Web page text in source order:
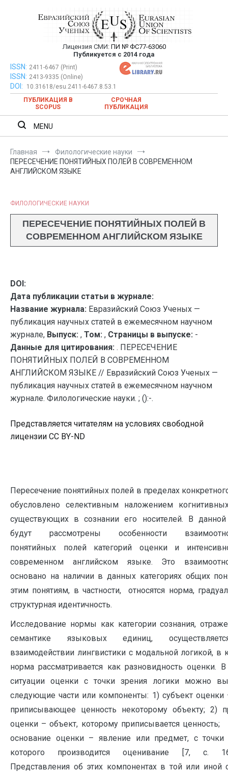
Евразийский Союз Ученых —
публикация научных статей в
ежемесячном научном журнале
Лицензия СМИ: ПИ № ФС77-63060
Публикуется с 2014 года
Евразийский Союз Ученых — публикация научных статей в
ежемесячном научном журнале
ISSN: 2411-6467 (Print)
ISSN: 2413-9335 (Online)
DOI:
10.31618/esu.2411-6467.8.53.1
ПУБЛИКАЦИЯ В
SCOPUS
СРОЧНАЯ
ПУБЛИКАЦИЯ
MENU
Главная
Филологические науки
ПЕРЕСЕЧЕНИЕ ПОНЯТИЙНЫХ ПОЛЕЙ В СОВРЕМЕННОМ
АНГЛИЙСКОМ ЯЗЫКЕ
ФИЛОЛОГИЧЕСКИЕ НАУКИ
ПЕРЕСЕЧЕНИЕ ПОНЯТИЙНЫХ ПОЛЕЙ В
СОВРЕМЕННОМ АНГЛИЙСКОМ ЯЗЫКЕ
DOI:
Дата публикации статьи в журнале:
Название журнала: Евразийский Союз Ученых —
публикация научных статей в ежемесячном научном
журнале, Выпуск: , Том: , Страницы в выпуске: -
Данные для цитирования: . ПЕРЕСЕЧЕНИЕ
ПОНЯТИЙНЫХ ПОЛЕЙ В СОВРЕМЕННОМ
АНГЛИЙСКОМ ЯЗЫКЕ // Евразийский Союз Ученых —
публикация научных статей в ежемесячном научном
журнале. Филологические науки. ; ():-.
Представляется читателям на условиях свободной
лицензии CC BY-ND
Пересечение понятийных полей в пределах
обусловлено селективным наложением
существующих в сознании его носителей. В данной
будут рассмотрены особенности
понятийных полей категорий оценки и
современном английском языке. Это
основано на наличии в данных категориях общих
этим понятиям, в частности, относятся норма,
структурная идентичность.
Исследование нормы как категории сознания,
семантике языковых единиц,
взаимодействии лингвистики с модальной логикой, в
норма рассматривается как разновидность оценки.
ситуации оценки с точки зрения логики можно
следующие части или компоненты: 1) субъект оценки
приписывающее ценность некоторому объекту; 2)
оценки – объект, которому приписывается
основание оценки – явление или предмет, с точки
которого производится оценивание [7, с.
Представления об этих компонентах в той или иной